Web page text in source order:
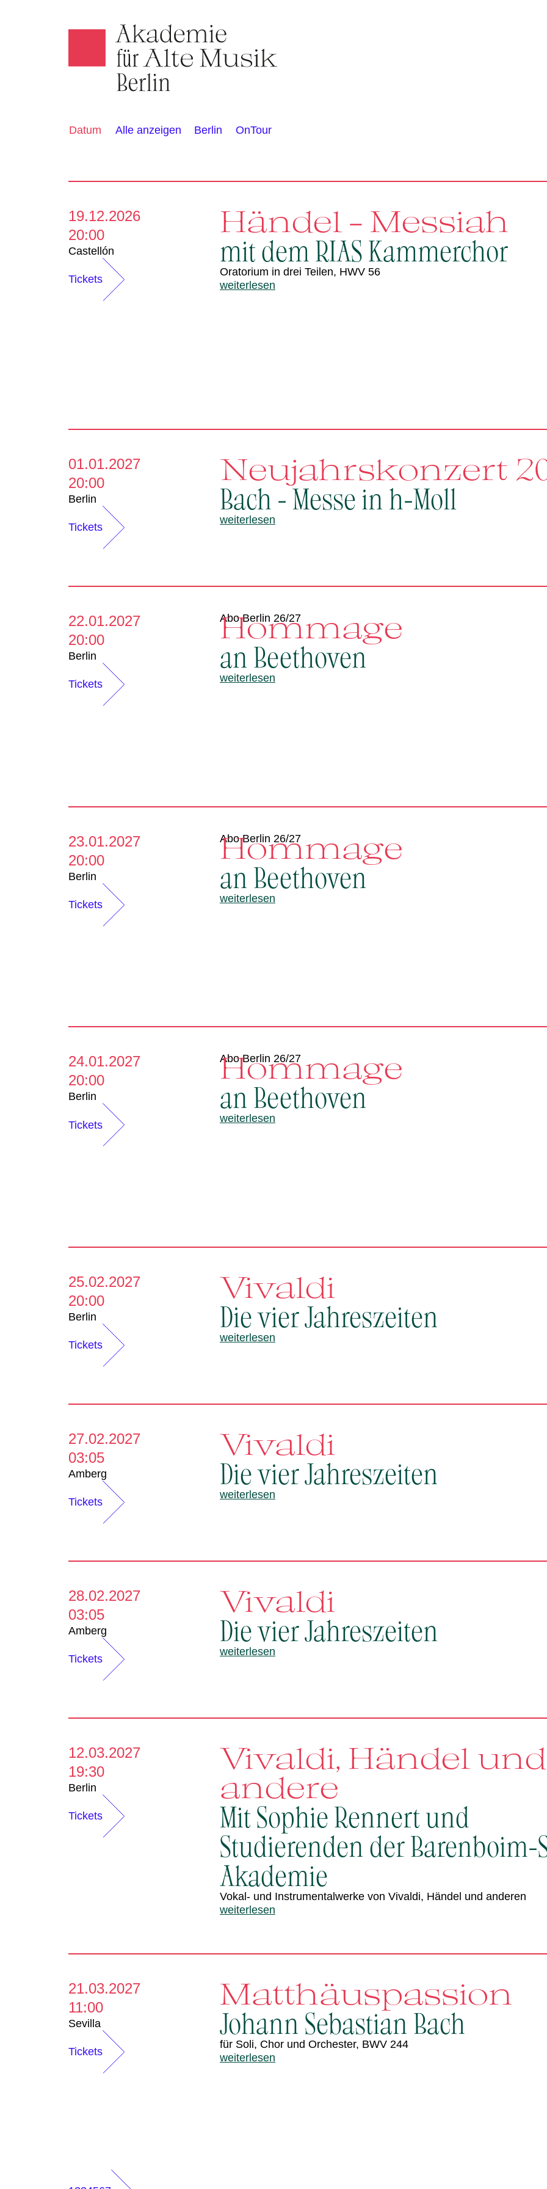
Akamus
K
l
e
n
d
Datum Alle anzeigen Berlin OnTour
19.12.2026
20:00
Castellón
Tickets
Händel - Messiah
mit dem RIAS Kammerchor
Oratorium in drei Teilen, HWV 56
weiterlesen
01.01.2027
20:00
Berlin
Tickets
Neujahrskonzert
Bach - Messe in h-Moll
weiterlesen
22.01.2027
20:00
Berlin
Tickets
Abo Berlin 26/27
Hommage
an Beethoven
weiterlesen
23.01.2027
20:00
Berlin
Tickets
Abo Berlin 26/27
Hommage
an Beethoven
weiterlesen
24.01.2027
20:00
Berlin
Tickets
Abo Berlin 26/27
Hommage
an Beethoven
weiterlesen
25.02.2027
20:00
Berlin
Tickets
Vivaldi
Die vier Jahreszeiten
weiterlesen
27.02.2027
03:05
Amberg
Tickets
Vivaldi
Die vier Jahreszeiten
weiterlesen
28.02.2027
03:05
Amberg
Tickets
Vivaldi
Die vier Jahreszeiten
weiterlesen
12.03.2027
19:30
Berlin
Tickets
Vivaldi, Händel und
andere
Mit Sophie Rennert und
Studierenden der Barenboim-
Akademie
Vokal- und Instrumentalwerke von Vivaldi, Händel und anderen
weiterlesen
21.03.2027
11:00
Sevilla
Tickets
Matthäuspassion
Johann Sebastian Bach
für Soli, Chor und Orchester, BWV 244
weiterlesen